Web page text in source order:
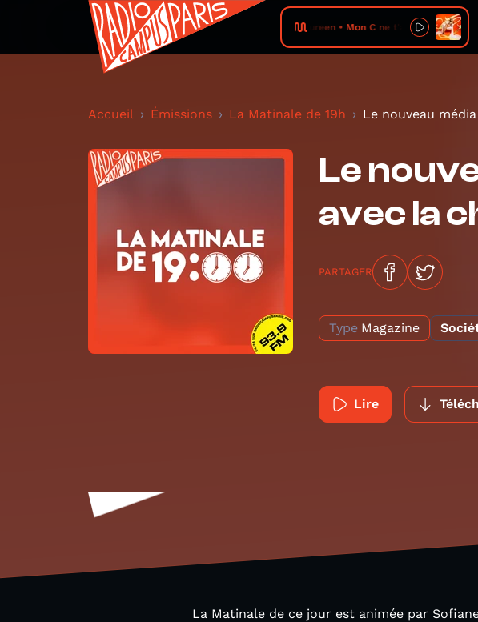
Maureen • Mon C ne t'appartient pas
Accueil Émissions La Matinale de 19h Le nouveau
Le
avec la
PARTAGER
Type Magazine
Lire
La Matinale de ce jour est animée par